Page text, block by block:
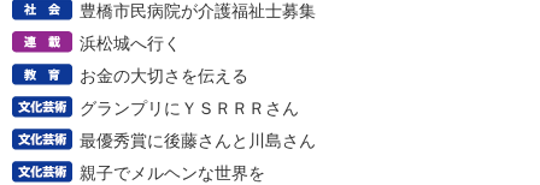
豊橋市民病院が介護福祉士募集
浜松城へ行く
お金の大切さを伝える
グランプリにＹＳＲＲＲさん
最優秀賞に後藤さんと川島さん
親子でメルヘンな世界を